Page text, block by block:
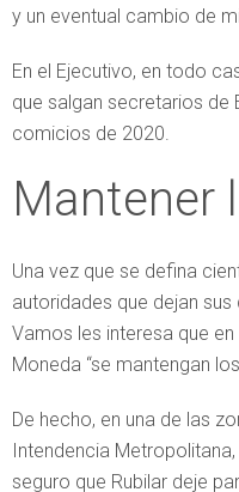
y un eventual cambio de
En el Ejecutivo, en todo
que salgan secretarios
comicios de 2020.
Mantener
Una vez que se defina
autoridades que dejan
Vamos les interesa que
Moneda “se mantengan
De hecho, en una de las
Intendencia
seguro que Rubilar deje